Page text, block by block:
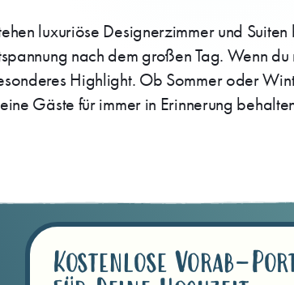
luxuriöse Designerzimmer und
nach dem großen Tag. Wenn
Highlight. Ob Sommer oder
Gäste für immer in Erinnerung
Kostenlose Vorab-